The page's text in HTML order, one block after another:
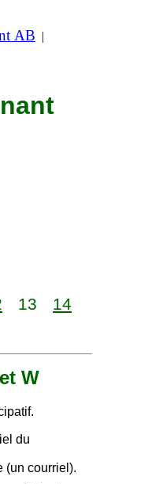
AB |
13
14
W
du
(un courriel).